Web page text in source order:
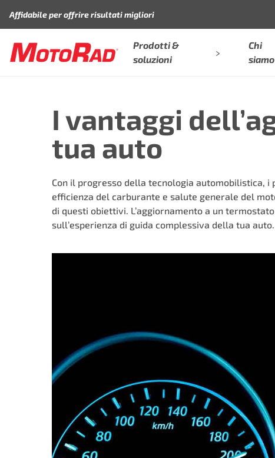
Affidabile per offrire risultati migliori
Prodotti &
soluzioni
Chi
siamo
I vantaggi
tua auto
Con il progresso della tecnologia automobilistica,
efficienza del carburante e salute generale del
di questi obiettivi. L’aggiornamento a un
sull’esperienza di guida complessiva della tua auto.